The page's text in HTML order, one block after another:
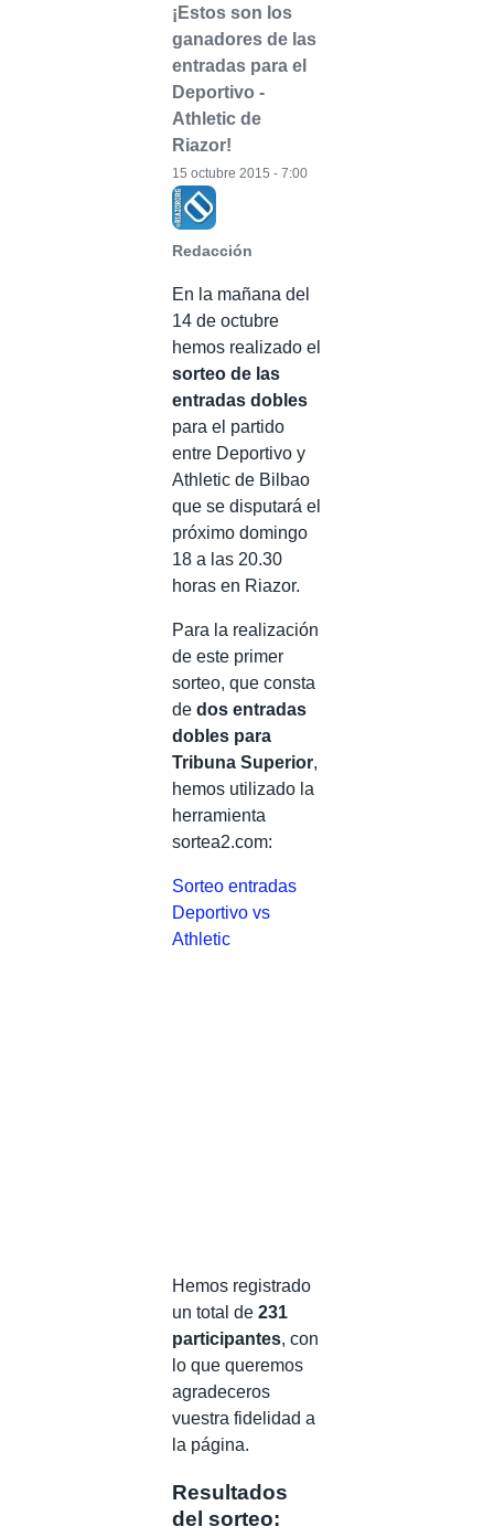
¡Estos son los
ganadores de las
entradas para el
Deportivo -
Athletic de
Riazor!
Redacción
15 octubre 2015 - 7:00
En la mañana del
14 de octubre
hemos realizado el
sorteo de las
entradas dobles
para el partido
entre Deportivo y
Athletic de Bilbao
que se disputará el
próximo domingo
18 a las 20.30
horas en Riazor.
Para la realización
de este primer
sorteo, que consta
de dos entradas
dobles para
Tribuna Superior,
hemos utilizado la
herramienta
sortea2.com:
Sorteo entradas
Deportivo vs
Athletic
Hemos registrado
un total de 231
participantes, con
lo que queremos
agradeceros
vuestra fidelidad a
la página.
Resultados
del sorteo: